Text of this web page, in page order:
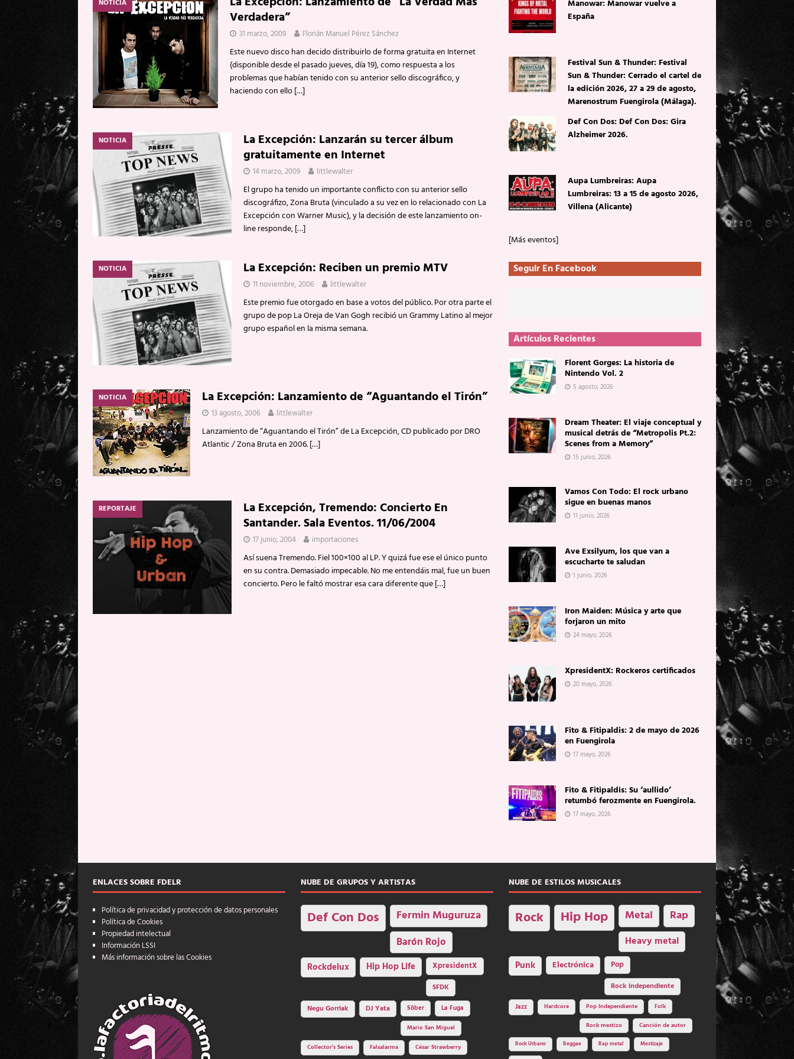
NOTICIA
Verdadera”
31 marzo, 2009 Florián Manuel Pérez Sánchez
Este nuevo disco han decido distribuirlo de forma gratuita en Internet
(disponible desde el pasado jueves, día 19), como respuesta a los
problemas que habían tenido con su anterior sello discográfico, y
haciendo con ello[…]
NOTICIA
La Excepción: Lanzarán su tercer álbum
gratuitamente en Internet
14 marzo, 2009 littlewalter
El grupo ha tenido un importante conflicto con su anterior sello
discográfizo, Zona Bruta (vinculado a su vez en lo relacionado con La
Excepción con Warner Music), y la decisión de este lanzamiento on-
line responde,[…]
NOTICIA La Excepción: Reciben un premio MTV
11 noviembre, 2006 littlewalter
Este premio fue otorgado en base a votos del público. Por otra parte el
grupo de pop La Oreja de Van Gogh recibió un Grammy Latino al mejor
grupo español en la misma semana.
NOTICIA La Excepción: Lanzamiento de “Aguantando el Tirón”
13 agosto, 2006 littlewalter
Lanzamiento de “Aguantando el Tirón” de La Excepción, CD publicado por DRO
Atlantic / Zona Bruta en 2006.[…]
REPORTAJE
La Excepción, Tremendo: Concierto En
Santander. Sala Eventos. 11/06/2004
17 junio, 2004 importaciones
Así suena Tremendo. Fiel 100×100 al LP. Y quizá fue ese el único punto
en su contra. Demasiado impecable. No me entendáis mal, fue un buen
concierto. Pero le faltó mostrar esa cara diferente que[…]
Manowar: Manowar vuelve a
España
Festival Sun & Thunder: Festival
Sun & Thunder: Cerrado el cartel de
la edición 2026, 27 a 29 de agosto,
Marenostrum Fuengirola (Málaga).
Def Con Dos: Def Con Dos: Gira
Alzheimer 2026.
Aupa Lumbreiras: Aupa
Lumbreiras: 13 a 15 de agosto 2026,
Villena (Alicante)
[Más eventos]
Seguir En Facebook
Artículos Recientes
Florent Gorges: La historia de
Nintendo Vol. 2
5 agosto, 2026
Dream Theater: El viaje conceptual y
musical detrás de “Metropolis Pt.2:
Scenes from a Memory”
15 junio, 2026
Vamos Con Todo: El rock urbano
sigue en buenas manos
11 junio, 2026
Ave Exsilyum, los que van a
escucharte te saludan
1 junio, 2026
Iron Maiden: Música y arte que
forjaron un mito
24 mayo, 2026
XpresidentX: Rockeros certificados
20 mayo, 2026
Fito & Fitipaldis: 2 de mayo de 2026
en Fuengirola
17 mayo, 2026
Fito & Fitipaldis: Su ‘aullido’
retumbó ferozmente en Fuengirola.
17 mayo, 2026
ENLACES SOBRE FDELR
Política de privacidad y protección de datos personales
Política de Cookies
Propiedad intelectual
Información LSSI
Más información sobre las Cookies
NUBE DE GRUPOS Y ARTISTAS
Def Con Dos Fermin Muguruza
Barón Rojo
Rockdelux Hip Hop Life
XpresidentX
SFDK
Negu Gorriak
DJ Yata Sôber
La Fuga
Mario San Miguel
Collector's Series
Falsalarma César Strawberry
NUBE DE ESTILOS MUSICALES
Rock Hip Hop Metal Rap
Heavy metal
Punk Electrónica
Pop
Rock independiente
Jazz Hardcore Pop Independiente Folk
Rock mestizo Canción de autor
Rock Urbano Reggae Rap metal Mestizaje